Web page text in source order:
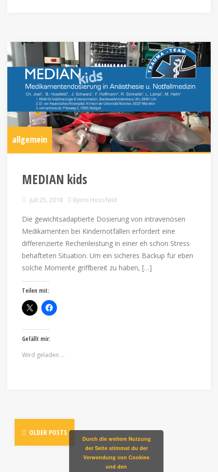
allgemein
MEDIAN kids
Juli 25, 2018 Björn Hossfeld
Die gewichtsadaptierte Dosierung von intravenösen
Medikamenten bei Kindernotfällen erfordert eine
differenzierte Rechenleistung in einer eh schon Stress
behafteten Situation. Um ein sicheres Backup für eben
solche Momente griffbereit zu haben, […]
Teilen mit:
Gefällt mir:
Wird geladen …
OLDER POSTS
Durch die weitere Nutzung
der Seite stimmst du der
Verwendung von Cookies
und den